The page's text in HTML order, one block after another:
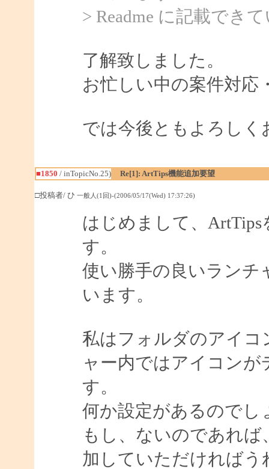
> Readme に記載でき
了解致しました。
お忙しい中の案件対応
では今後ともよろしく
■1850 / inTopicNo.25) Re[1]: ArtTips機能追加要望
□投稿者/ ひ 一般人(1回)-(2006/05/17(Wed) 17:37:26)
はじめまして、
す。
使い勝手の良いランチ
います。
私はフォルダのアイ
ャー内ではアイコン
す。
何か設定があるのでし
もし、ないのであれ
加していただければう